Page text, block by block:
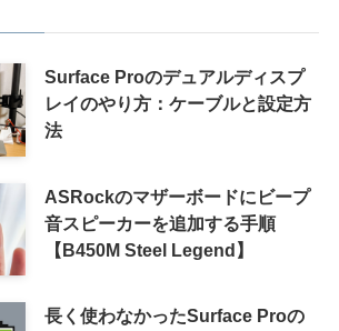
Surface Proのデュアルディスプ
レイのやり方：ケーブルと設定方
法
ASRockのマザーボードにビープ
音スピーカーを追加する手順
【B450M Steel Legend】
長く使わなかったSurface Proの